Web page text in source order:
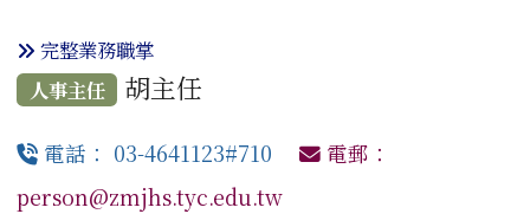
完整業務職掌
人事主任
胡主任
電話： 03-4641123#710
電郵：
person@zmjhs.tyc.edu.tw